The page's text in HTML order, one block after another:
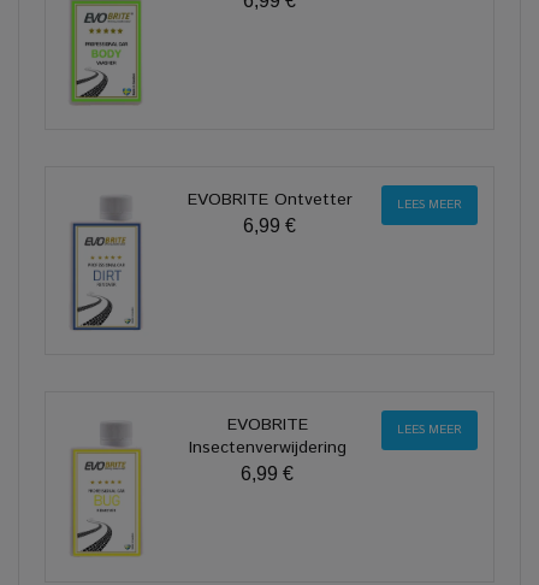
EVOBRITE Ontvetter
6,99 €
LEES MEER
EVOBRITE
Insectenverwijdering
6,99 €
LEES MEER